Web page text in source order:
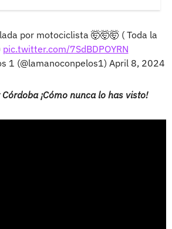
por motociclista 🤯🤯🤯 ( Toda la
pic.twitter.com/7SdBDPOYRN
1 (@lamanoconpelos1) April 8, 2024
¡Cómo nunca lo has visto!